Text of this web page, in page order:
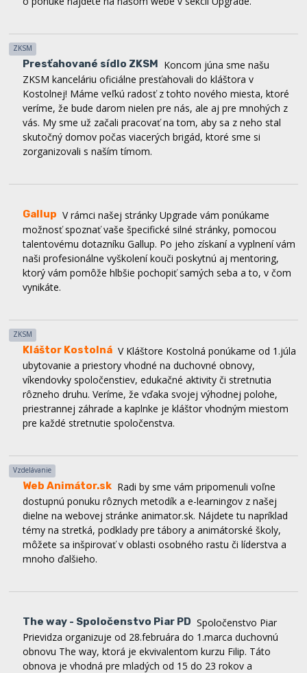
ZKSM
Presťahované sídlo ZKSM Koncom júna sme našu
ZKSM kanceláriu oficiálne presťahovali do kláštora v
Kostolnej! Máme veľkú radosť z tohto nového miesta, ktoré
veríme, že bude darom nielen pre nás, ale aj pre mnohých z
vás. My sme už začali pracovať na tom, aby sa z neho stal
skutočný domov počas viacerých brigád, ktoré sme si
zorganizovali s naším tímom.
Gallup V rámci našej stránky Upgrade vám ponúkame
možnosť spoznať vaše špecifické silné stránky, pomocou
talentovému dotazníku Gallup. Po jeho získaní a vyplnení vám
naši profesionálne vyškolení kouči poskytnú aj mentoring,
ktorý vám pomôže hlbšie pochopiť samých seba a to, v čom
vynikáte.
ZKSM
Kláštor Kostolná V Kláštore Kostolná ponúkame od 1.júla
ubytovanie a priestory vhodné na duchovné obnovy,
víkendovky spoločenstiev, edukačné aktivity či stretnutia
rôzneho druhu. Veríme, že vďaka svojej výhodnej polohe,
priestrannej záhrade a kaplnke je kláštor vhodným miestom
pre každé stretnutie spoločenstva.
Vzdelávanie
Web Animátor.sk Radi by sme vám pripomenuli voľne
dostupnú ponuku rôznych metodík a e-learningov z našej
dielne na webovej stránke animator.sk. Nájdete tu napríklad
témy na stretká, podklady pre tábory a animátorské školy,
môžete sa inšpirovať v oblasti osobného rastu či líderstva a
mnoho ďalšieho.
The way - Spoločenstvo Piar PD Spoločenstvo Piar
Prievidza organizuje od 28.februára do 1.marca duchovnú
obnovu The way, ktorá je ekvivalentom kurzu Filip. Táto
obnova je vhodná pre mladých od 15 do 23 rokov a